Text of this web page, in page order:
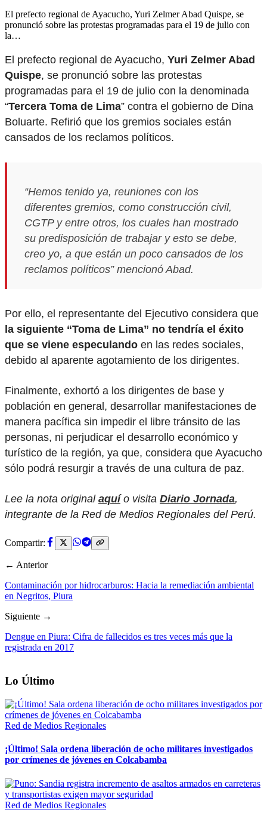
El prefecto regional de Ayacucho, Yuri Zelmer Abad Quispe, se
pronunció sobre las protestas programadas para el 19 de julio con
la…
El prefecto regional de Ayacucho, Yuri Zelmer Abad
Quispe, se pronunció sobre las protestas
programadas para el 19 de julio con la denominada
“Tercera Toma de Lima” contra el gobierno de Dina
Boluarte. Refirió que los gremios sociales están
cansados de los reclamos políticos.
“Hemos tenido ya, reuniones con los
diferentes gremios, como construcción civil,
CGTP y entre otros, los cuales han mostrado
su predisposición de trabajar y esto se debe,
creo yo, a que están un poco cansados de los
reclamos políticos” mencionó Abad.
Por ello, el representante del Ejecutivo considera que
la siguiente “Toma de Lima” no tendría el éxito
que se viene especulando en las redes sociales,
debido al aparente agotamiento de los dirigentes.
Finalmente, exhortó a los dirigentes de base y
población en general, desarrollar manifestaciones de
manera pacífica sin impedir el libre tránsito de las
personas, ni perjudicar el desarrollo económico y
turístico de la región, ya que, considera que Ayacucho
sólo podrá resurgir a través de una cultura de paz.
Lee la nota original aquío visita Diario Jornada,
integrante de la Red de Medios Regionales del Perú.
Compartir:
← Anterior
Contaminación por hidrocarburos: Hacia la remediación ambiental
en Negritos, Piura
Siguiente →
Dengue en Piura: Cifra de fallecidos es tres veces más que la
registrada en 2017
Lo Último
Red de Medios Regionales
¡Último! Sala ordena liberación de ocho militares investigados
por crímenes de jóvenes en Colcabamba
Red de Medios Regionales